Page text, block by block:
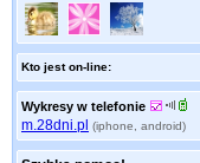
Kto jest on-line:
Wykresy w telefonie
m.28dni.pl (iphone, android)